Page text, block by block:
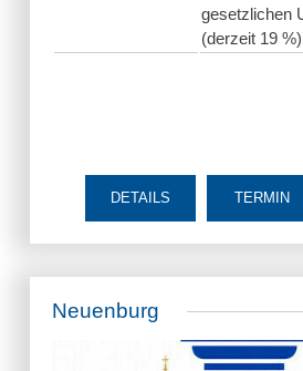
gesetzlichen
(derzeit 19 %)
TERMIN
DETAILS
Neuenburg